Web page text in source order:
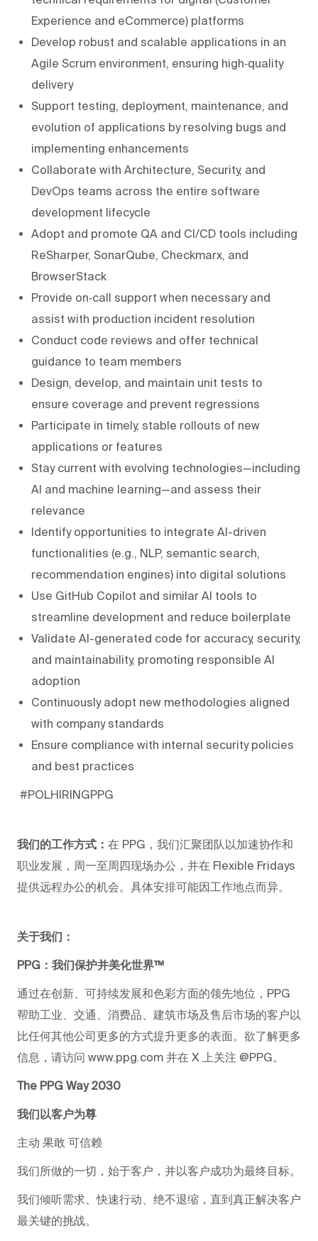
Experience and eCommerce) platforms
Develop robust and scalable applications in an
Agile Scrum environment, ensuring high‑quality
delivery
Support testing, deployment, maintenance, and
evolution of applications by resolving bugs and
implementing enhancements
Collaborate with Architecture, Security, and
DevOps teams across the entire software
development lifecycle
Adopt and promote QA and CI/CD tools including
ReSharper, SonarQube, Checkmarx, and
BrowserStack
Provide on‑call support when necessary and
assist with production incident resolution
Conduct code reviews and offer technical
guidance to team members
Design, develop, and maintain unit tests to
ensure coverage and prevent regressions
Participate in timely, stable rollouts of new
applications or features
Stay current with evolving technologies—including
AI and machine learning—and assess their
relevance
Identify opportunities to integrate AI-driven
functionalities (e.g., NLP, semantic search,
recommendation engines) into digital solutions
Use GitHub Copilot and similar AI tools to
streamline development and reduce boilerplate
Validate AI-generated code for accuracy, security,
and maintainability, promoting responsible AI
adoption
Continuously adopt new methodologies aligned
with company standards
Ensure compliance with internal security policies
and best practices
#POLHIRINGPPG
我们的工作方式： 在 PPG，我们汇聚团队以加速协作和
职业发展，周一至周四现场办公，并在 Flexible Fridays
提供远程办公的机会。具体安排可能因工作地点而异。
关于我们：
PPG：我们保护并美化世界™
通过在创新、可持续发展和色彩方面的领先地位，PPG
帮助工业、交通、消费品、建筑市场及售后市场的客户以
比任何其他公司更多的方式提升更多的表面。欲了解更多
信息，请访问 www.ppg.com 并在 X 上关注 @PPG。
The PPG Way 2030
我们以客户为尊
主动 果敢 可信赖
我们所做的一切，始于客户，并以客户成功为最终目标。
我们倾听需求、快速行动、绝不退缩，直到真正解决客户
最关键的挑战。